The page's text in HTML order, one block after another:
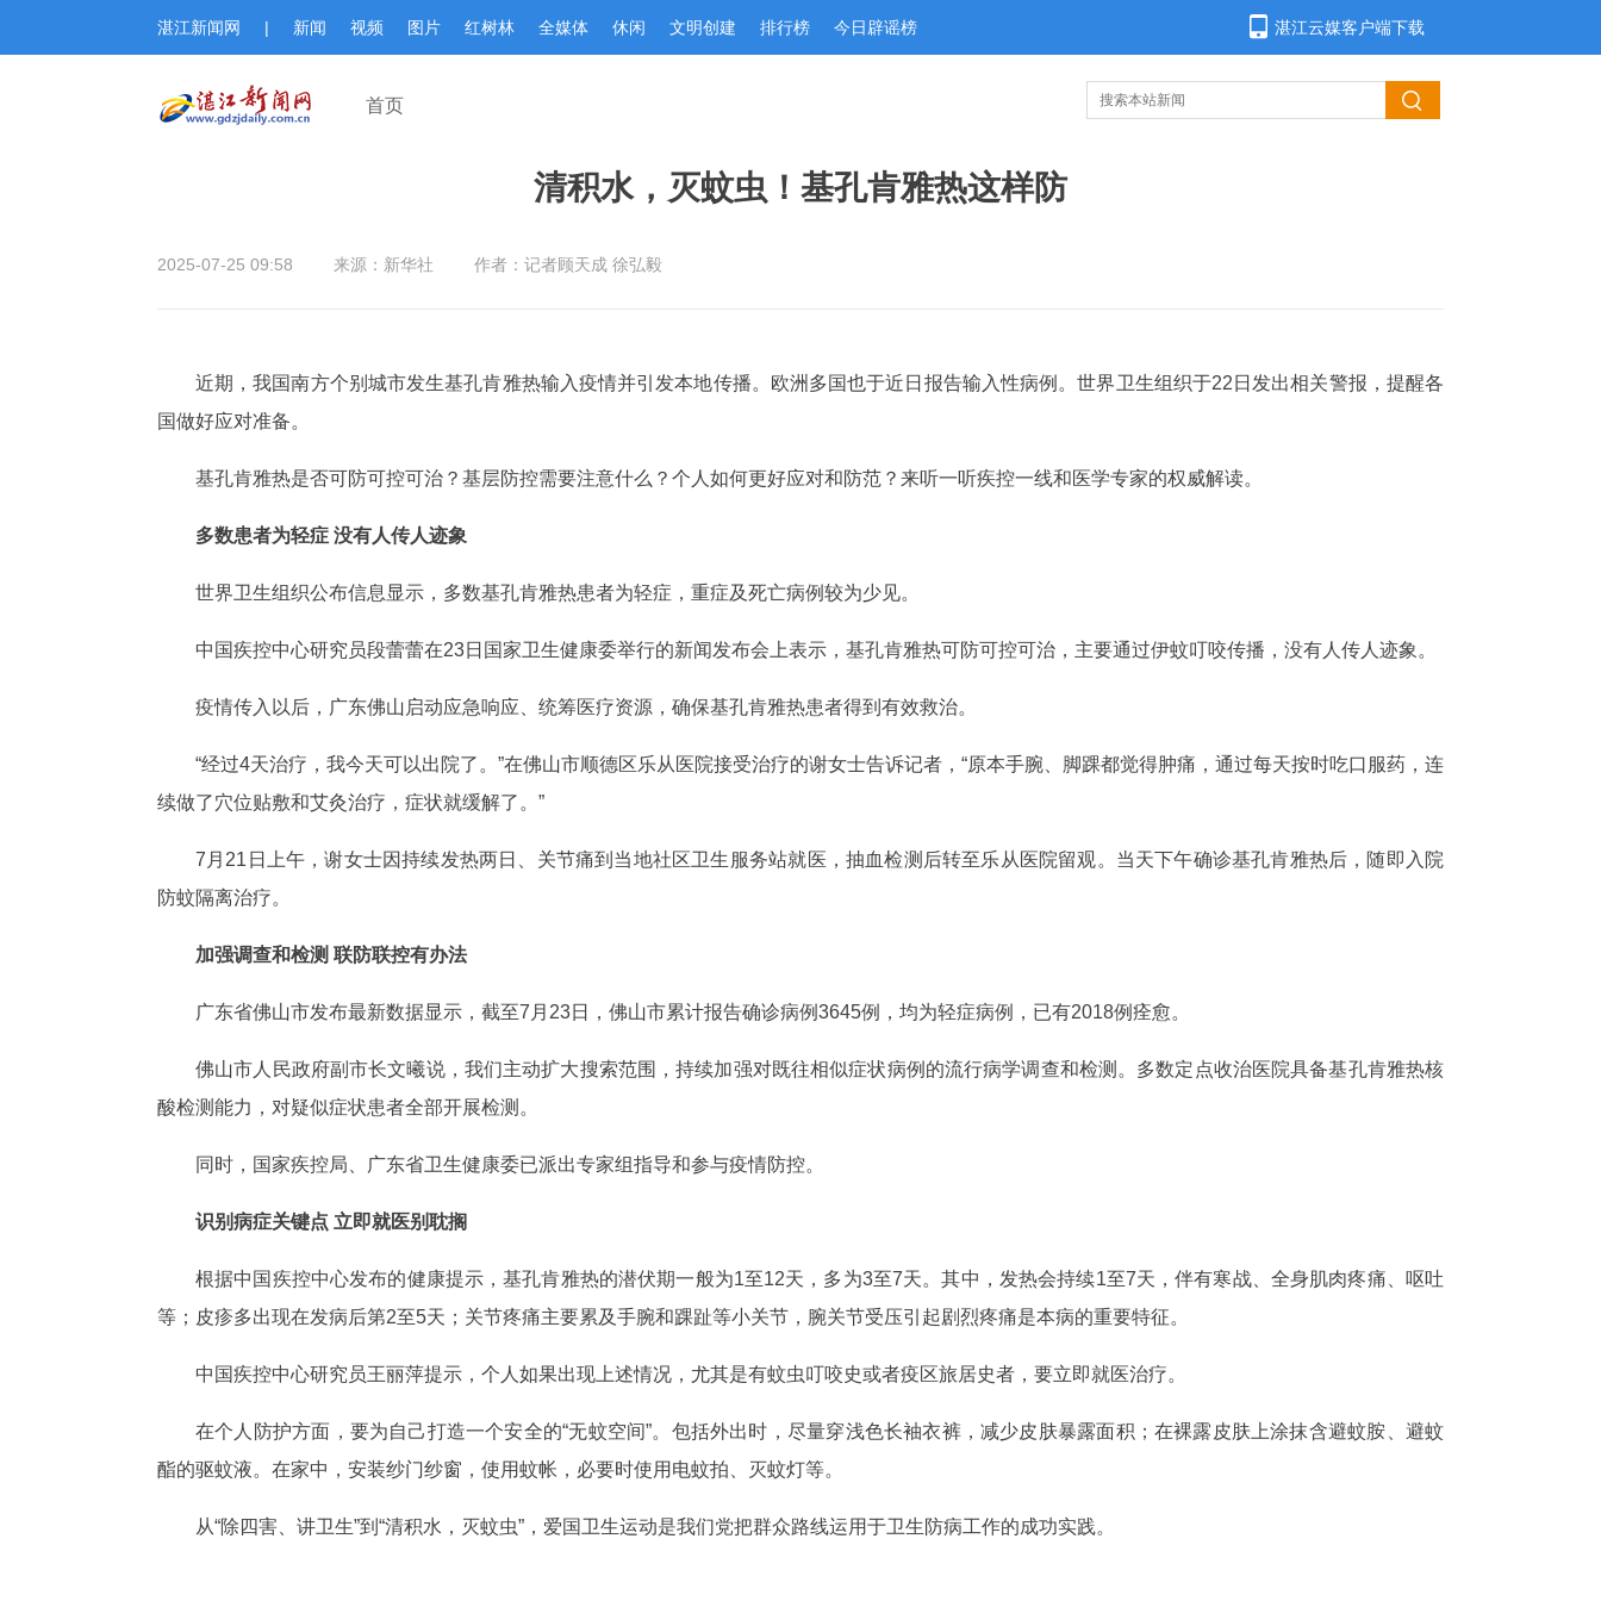
湛江新闻网 | 新闻 视频 图片 红树林 全媒体 休闲 文明创建 排行榜 今日辟谣榜 湛江云媒客户端下载
首页
清积水，灭蚊虫！基孔肯雅热这样防
2025-07-25 09:58 来源：新华社 作者：记者顾天成 徐弘毅
近期，我国南方个别城市发生基孔肯雅热输入疫情并引发本地传播。欧洲多国也于近日报告输入性病例。世界卫生组织于22日发出相关警报，提醒各
国做好应对准备。
基孔肯雅热是否可防可控可治？基层防控需要注意什么？个人如何更好应对和防范？来听一听疾控一线和医学专家的权威解读。
多数患者为轻症 没有人传人迹象
世界卫生组织公布信息显示，多数基孔肯雅热患者为轻症，重症及死亡病例较为少见。
中国疾控中心研究员段蕾蕾在23日国家卫生健康委举行的新闻发布会上表示，基孔肯雅热可防可控可治，主要通过伊蚊叮咬传播，没有人传人迹象。
疫情传入以后，广东佛山启动应急响应、统筹医疗资源，确保基孔肯雅热患者得到有效救治。
“经过4天治疗，我今天可以出院了。”在佛山市顺德区乐从医院接受治疗的谢女士告诉记者，“原本手腕、脚踝都觉得肿痛，通过每天按时吃口服药，连
续做了穴位贴敷和艾灸治疗，症状就缓解了。”
7月21日上午，谢女士因持续发热两日、关节痛到当地社区卫生服务站就医，抽血检测后转至乐从医院留观。当天下午确诊基孔肯雅热后，随即入院
防蚊隔离治疗。
加强调查和检测 联防联控有办法
广东省佛山市发布最新数据显示，截至7月23日，佛山市累计报告确诊病例3645例，均为轻症病例，已有2018例痊愈。
佛山市人民政府副市长文曦说，我们主动扩大搜索范围，持续加强对既往相似症状病例的流行病学调查和检测。多数定点收治医院具备基孔肯雅热核
酸检测能力，对疑似症状患者全部开展检测。
同时，国家疾控局、广东省卫生健康委已派出专家组指导和参与疫情防控。
识别病症关键点 立即就医别耽搁
根据中国疾控中心发布的健康提示，基孔肯雅热的潜伏期一般为1至12天，多为3至7天。其中，发热会持续1至7天，伴有寒战、全身肌肉疼痛、呕吐
等；皮疹多出现在发病后第2至5天；关节疼痛主要累及手腕和踝趾等小关节，腕关节受压引起剧烈疼痛是本病的重要特征。
中国疾控中心研究员王丽萍提示，个人如果出现上述情况，尤其是有蚊虫叮咬史或者疫区旅居史者，要立即就医治疗。
在个人防护方面，要为自己打造一个安全的“无蚊空间”。包括外出时，尽量穿浅色长袖衣裤，减少皮肤暴露面积；在裸露皮肤上涂抹含避蚊胺、避蚊
酯的驱蚊液。在家中，安装纱门纱窗，使用蚊帐，必要时使用电蚊拍、灭蚊灯等。
从“除四害、讲卫生”到“清积水，灭蚊虫”，爱国卫生运动是我们党把群众路线运用于卫生防病工作的成功实践。